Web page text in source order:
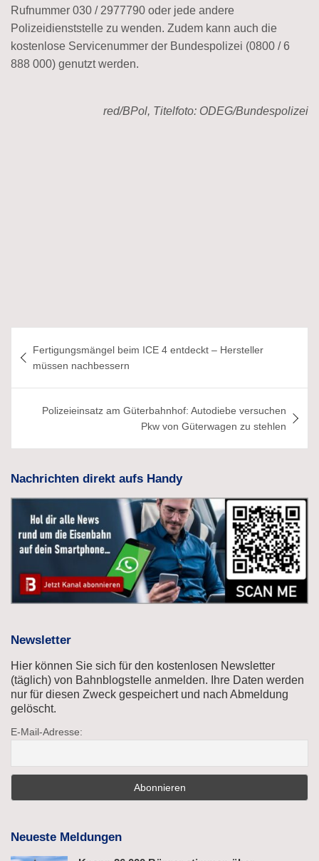
Rufnummer 030 / 2977790 oder jede andere
Polizeidienststelle zu wenden. Zudem kann auch die
kostenlose Servicenummer der Bundespolizei (0800 / 6
888 000) genutzt werden.
red/BPol, Titelfoto: ODEG/Bundespolizei
Fertigungsmängel beim ICE 4 entdeckt – Hersteller
müssen nachbessern
Polizeieinsatz am Güterbahnhof: Autodiebe versuchen
Pkw von Güterwagen zu stehlen
Nachrichten direkt aufs Handy
Newsletter
Hier können Sie sich für den kostenlosen Newsletter
(täglich) von Bahnblogstelle anmelden. Ihre Daten werden
nur für diesen Zweck gespeichert und nach Abmeldung
gelöscht.
E-Mail-Adresse:
Neueste Meldungen